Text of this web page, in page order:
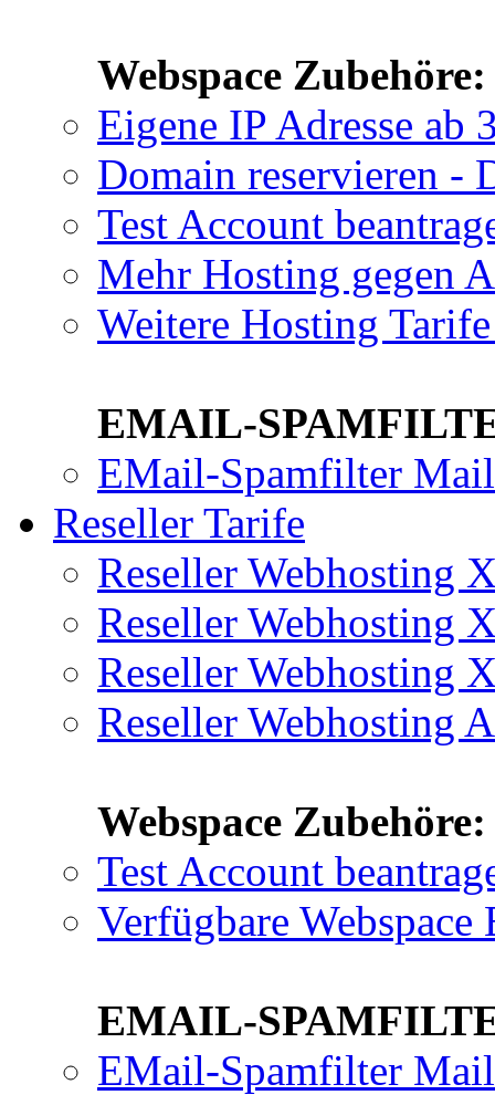
Webspace Zubehöre:
Eigene IP Adresse ab
Domain reservieren -
Test Account
Mehr Hosting gegen
Weitere Hosting
EMAIL-
EMail-Spamfilter
Reseller Tarife
Reseller Webhosting
Reseller Webhosting
Reseller Webhosting
Reseller Webhosting
Webspace Zubehöre:
Test Account
Verfügbare
EMAIL-
EMail-Spamfilter